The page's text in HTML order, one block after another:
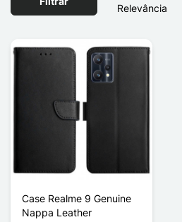
Case Realme 9 Genuine
Nappa Leather